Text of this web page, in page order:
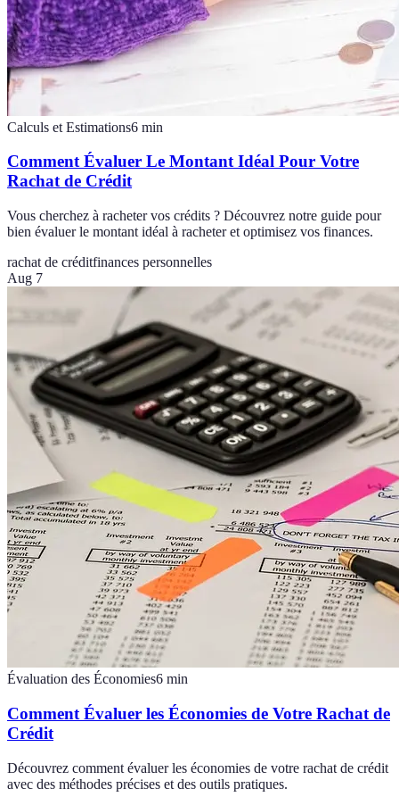
Calculs et Estimations6 min
Comment Évaluer Le Montant Idéal Pour Votre
Rachat de Crédit
Vous cherchez à racheter vos crédits ? Découvrez notre guide pour
bien évaluer le montant idéal à racheter et optimisez vos finances.
rachat de créditfinances personnelles
Aug 7
Évaluation des Économies6 min
Comment Évaluer les Économies de Votre Rachat de
Crédit
Découvrez comment évaluer les économies de votre rachat de crédit
avec des méthodes précises et des outils pratiques.